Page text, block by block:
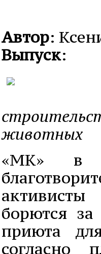
Автор:
Выпуск:
животных
«МК» в
борются за
приюта
согласно